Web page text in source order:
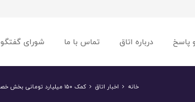
پاسخ درباره اتاق تماس با ما شورای گفتگو
خانه اخبار اتاق کمک ۱۵۰ میلیارد تومانی بخش خصوصی برای مبارزه با کرونا